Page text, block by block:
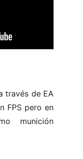
través de EA
FPS pero en
munición